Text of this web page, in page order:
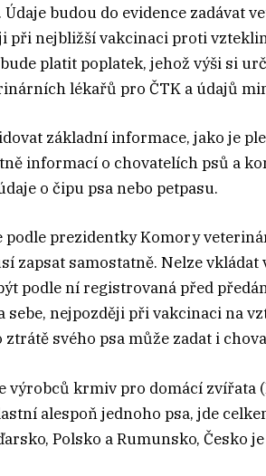
budou do evidence zadávat
při nejbližší vakcinaci proti
platit poplatek, jehož výši si
lékařů pro ČTK a údajů
základní informace, jako je
informací o chovatelích psů a
o čipu psa nebo petpasu.
podle prezidentky Komory
zapsat samostatně. Nelze
podle ní registrovaná před
sebe, nejpozději při vakcinaci na
svého psa může zadat i
výrobců krmiv pro domácí zvířata
alespoň jednoho psa, jde
Polsko a Rumunsko, Česko